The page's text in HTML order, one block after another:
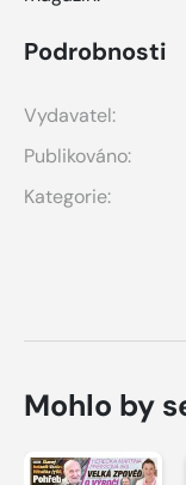
Podrobnosti
Vydavatel:
Publikováno:
Kategorie:
Mohlo by